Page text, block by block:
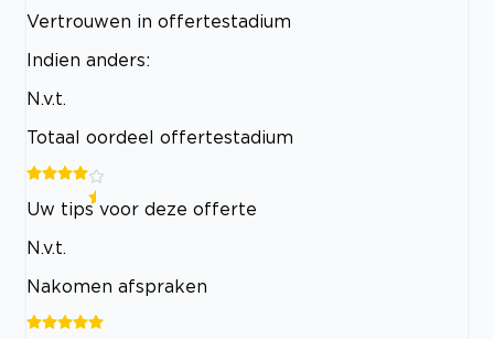
Vertrouwen in offertestadium
Indien anders:
N.v.t.
Totaal oordeel offertestadium
Uw tips voor deze offerte
N.v.t.
Nakomen afspraken